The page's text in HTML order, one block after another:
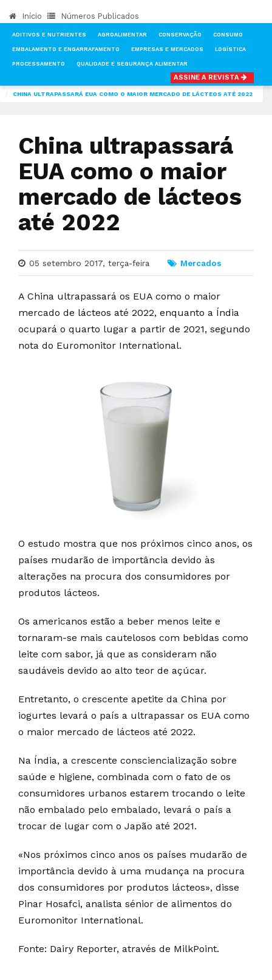
Início Números Publicados
ADITIVOS E NUTRIENTES AGROALIMENTAR CONSERVAÇÃO CONSUMO
EMBALAMENTO E ENGARRAFAMENTO EMPRESAS E MERCADOS LOGÍSTICA
PROCESSAMENTO QUALIDADE E SEGURANÇA ALIMENTAR
ASSINE A REVISTA
CHINA ULTRAPASSARÁ EUA COMO O MAIOR MERCADO DE LÁCTEOS ATÉ 2022
China ultrapassará
EUA como o maior
mercado de lácteos
até 2022
05 setembro 2017, terça-feira Mercados
A China ultrapassará os EUA como o maior
mercado de lácteos até 2022, enquanto a Índia
ocupará o quarto lugar a partir de 2021, segundo
nota do Euromonitor International.
O estudo mostra que nos próximos cinco anos, os
países mudarão de importância devido às
alterações na procura dos consumidores por
produtos lácteos.
Os americanos estão a beber menos leite e
tornaram-se mais cautelosos com bebidas como
leite com sabor, já que as consideram não
saudáveis devido ao alto teor de açúcar.
Entretanto, o crescente apetite da China por
iogurtes levará o país a ultrapassar os EUA como
o maior mercado de lácteos até 2022.
Na Índia, a crescente consciencialização sobre
saúde e higiene, combinada com o fato de os
consumidores urbanos estarem trocando o leite
não embalado pelo embalado, levará o país a
trocar de lugar com o Japão até 2021.
«Nos próximos cinco anos os países mudarão de
importância devido à uma mudança na procura
dos consumidores por produtos lácteos», disse
Pinar Hosafci, analista sénior de alimentos do
Euromonitor International.
Fonte: Dairy Reporter, através de MilkPoint.